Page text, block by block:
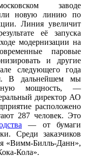
заводе
новую линию по
Линия увеличит
её запуска
модернизации на
паровые
и другие
следующего года
В дальнейшем мы
мощность, —
директор АО
расположено
287 человек. Это
— от бумаги
Среди заказчиков
«Вимм-Билль-Данн»,
Кола».